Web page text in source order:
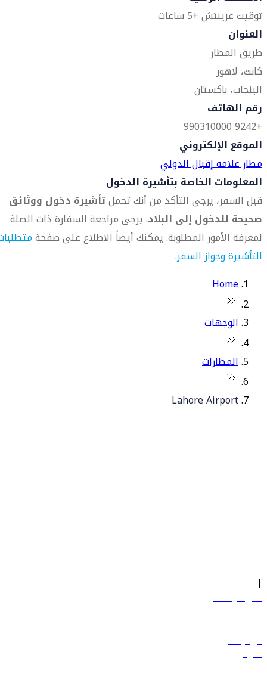
توقيت غرينتش +5 ساعات
العنوان
طريق المطار
كانت، لاهور
البنجاب، باكستان
رقم الهاتف
+9242 990310000
الموقع الإلكتروني
مطار علامه إقبال الدولي
المعلومات الخاصة بتأشيرة الدخول
قبل السفر، يرجى التأكد من أنك تحملتأشيرة دخول ووثائق
صحيحة للدخول إلى البلاد. يرجى مراجعة السفارة ذات الصلة
لمعرفة الأمور المطلوبة. يمكنك أيضاً الاطلاع على صفحة
التأشيرة وجواز السفر.
Home
الوجهات
المطارات
Lahore Airport
سياساتنا
|
الشروط والأحكام
600 544 445
حجز الرحلات
العروض
الوجهات
الأمتعة